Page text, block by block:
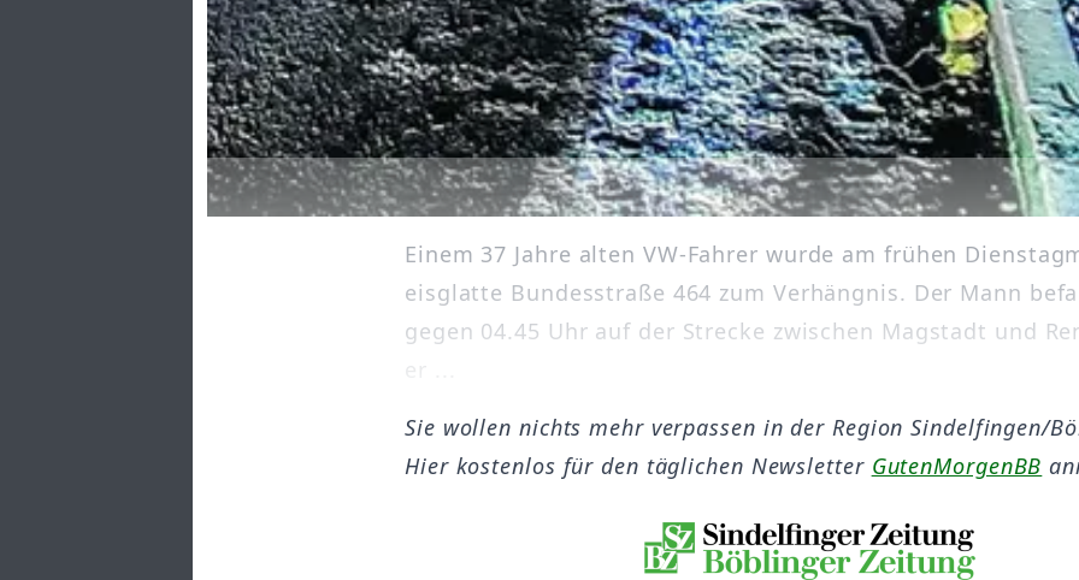
Einem 37 Jahre alten VW-Fahrer wurde am frühen
eisglatte Bundesstraße 464 zum Verhängnis. Der Mann
gegen 04.45 Uhr auf der Strecke zwischen Magstadt und
Sie wollen nichts mehr verpassen in der Region Sindelfingen/
Hier kostenlos für den täglichen Newsletter GutenMorgenBB